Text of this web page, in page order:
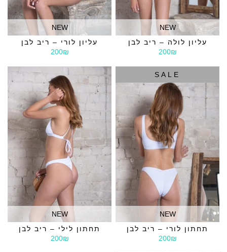
NEW
עליון לולה – ריב לבן
200₪
NEW
עליון לורי – ריב לבן
200₪
NEW
SALE
תחתון לורי – ריב לבן
200₪
NEW
תחתון לילי – ריב לבן
200₪